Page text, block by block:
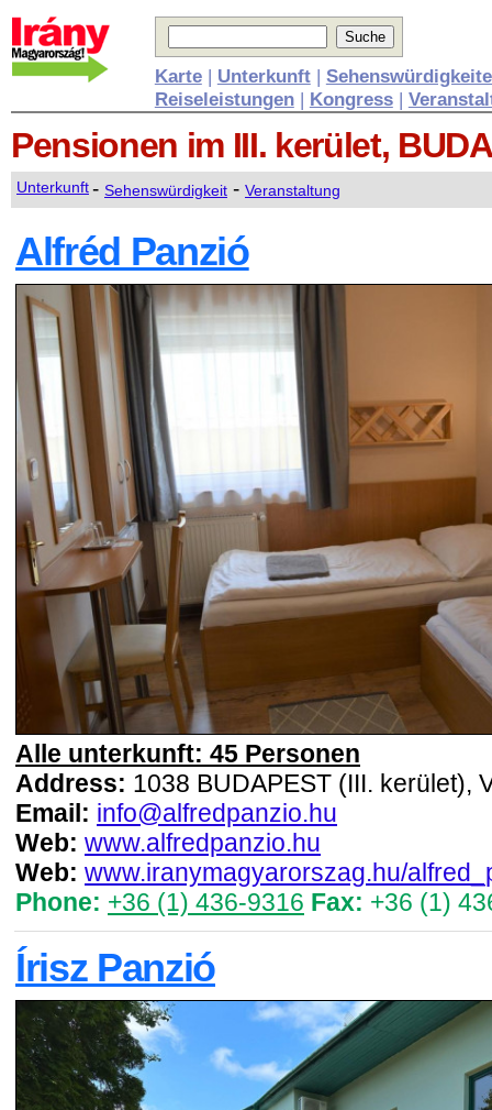
Karte| Unterkunft|
Reiseleistungen| Kongress|
Pensionen im III. kerület,
Unterkunft- Sehenswürdigkeit - Veranstaltung
Alfréd Panzió
Alle unterkunft: 45 Personen
Address: 1038 BUDAPEST (III. kerület),
Email: info@alfredpanzio.hu
Web: www.alfredpanzio.hu
Web: www.iranymagyarorszag.hu/
Phone: +36 (1) 436-9316 Fax: +36 (1)
Írisz Panzió